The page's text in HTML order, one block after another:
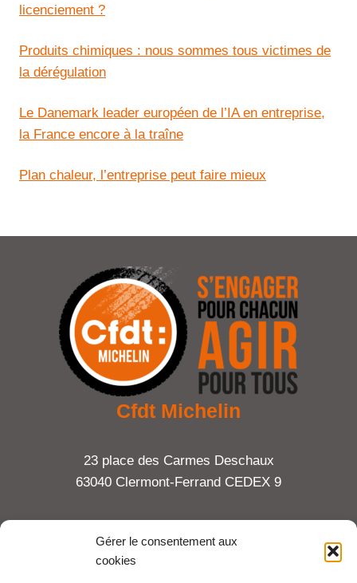
Gérer le consentement aux
cookies
licenciement ?
Produits chimiques : nous sommes tous victimes de
la dérégulation
Le Danemark leader européen de l’IA en entreprise,
la France encore à la traîne
Plan chaleur, l’entreprise peut faire mieux
Cfdt Michelin
23 place des Carmes Deschaux
63040 Clermont-Ferrand CEDEX 9